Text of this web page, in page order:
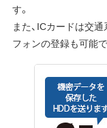
す。
また、ICカードは交
フォンの登録も可能で